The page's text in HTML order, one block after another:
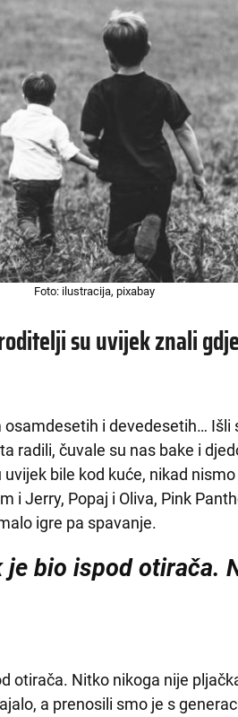
Foto: ilustracija, pixabay
su uvijek znali
i devedesetih… Išli
radili, čuvale su nas bake i
bile kod kuće, nikad
i Jerry, Popaj i Oliva, Pink
igre pa spavanje.
bio ispod otirača.
otirača. Nitko nikoga nije
a prenosili smo je s